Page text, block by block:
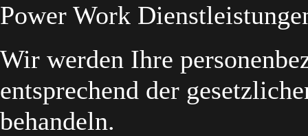
Power Work
Wir werden Ihre
entsprechend der
behandeln.